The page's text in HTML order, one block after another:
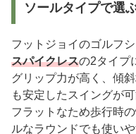
ソールタイプで選
フットジョイのゴルフ
スパイクレスの2タイプ
グリップ力が高く、傾
も安定したスイングが
フラットなため歩行時
ルなラウンドでも使い